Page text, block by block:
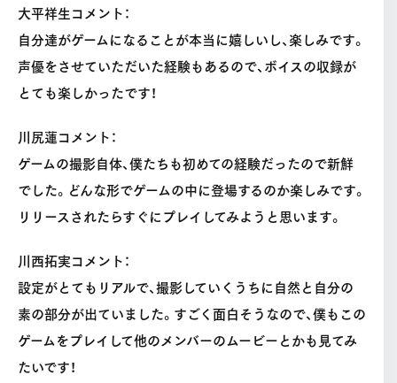
大平祥生コメント：
自分達がゲームになることが本当に嬉しいし、楽しみです。
声優をさせていただいた経験もあるので、ボイスの収録が
とても楽しかったです！
川尻蓮コメント：
ゲームの撮影自体、僕たちも初めての経験だったので新鮮
でした。どんな形でゲームの中に登場するのか楽しみです。
リリースされたらすぐにプレイしてみようと思います。
川西拓実コメント：
設定がとてもリアルで、撮影していくうちに自然と自分の
素の部分が出ていました。すごく面白そうなので、僕もこの
ゲームをプレイして他のメンバーのムービーとかも見てみ
たいです！